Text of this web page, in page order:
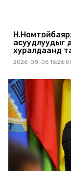
асуудлуудыг
хуралдаанд
2026-08-06